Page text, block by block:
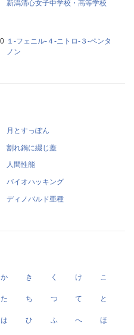
新潟清心女子中学校・高等学校
１‐フェニル‐４‐ニトロ‐３‐ペンタ
ノン
月とすっぽん
割れ鍋に綴じ蓋
人間性能
バイオハッキング
ディノバルド亜種
か き く け こ
た ち つ て と
は ひ ふ へ ほ